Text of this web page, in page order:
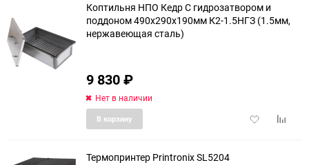
Коптильня НПО Кедр С гидрозатвором и
поддоном 490x290x190мм К2-1.5НГЗ (1.5мм,
нержавеющая сталь)
9 830₽
Нет в наличии
Добавить
В корзину
Термопринтер Printronix SL5204